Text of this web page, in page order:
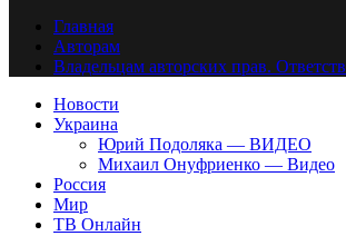
Главная
Авторам
Владельцам авторских прав.
Новости
Украина
Юрий Подоляка — ВИДЕО
Михаил Онуфриенко — Видео
Россия
Мир
ТВ Онлайн